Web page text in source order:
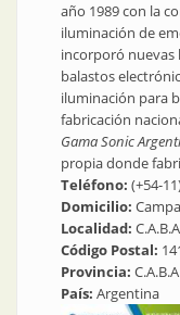
año 1989 con la
iluminación de
incorporó nuevas
balastos
iluminación para
fabricación
Gama Sonic
propia donde
Teléfono: (+54-
Domicilio:
Localidad:
Código Postal:
Provincia:
País: Argentina